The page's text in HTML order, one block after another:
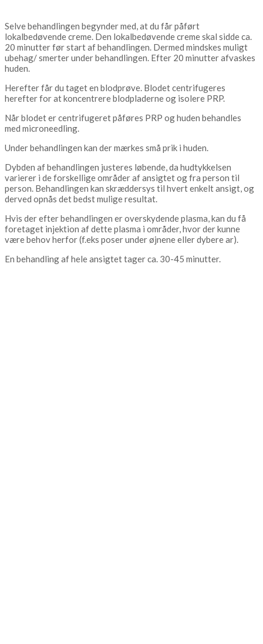
Selve behandlingen begynder med, at du får påført
lokalbedøvende creme. Den lokalbedøvende creme skal sidde ca.
20 minutter før start af behandlingen. Dermed mindskes muligt
ubehag/ smerter under behandlingen. Efter 20 minutter afvaskes
huden.
Herefter får du taget en blodprøve. Blodet centrifugeres
herefter for at koncentrere blodpladerne og isolere PRP.
Når blodet er centrifugeret påføres PRP og huden behandles
med microneedling.
Under behandlingen kan der mærkes små prik i huden.
Dybden af behandlingen justeres løbende, da hudtykkelsen
varierer i de forskellige områder af ansigtet og fra person til
person. Behandlingen kan skræddersys til hvert enkelt ansigt, og
derved opnås det bedst mulige resultat.
Hvis der efter behandlingen er overskydende plasma, kan du få
foretaget injektion af dette plasma i områder, hvor der kunne
være behov herfor (f.eks poser under øjnene eller dybere ar).
En behandling af hele ansigtet tager ca. 30-45 minutter.